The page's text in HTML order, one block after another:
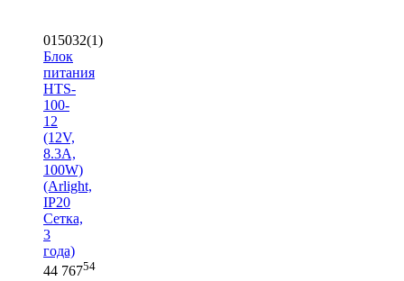
015032(1)
Блок
питания
HTS-
100-
12
(12V,
8.3A,
100W)
(Arlight,
IP20
Сетка,
3
года)
44 76754